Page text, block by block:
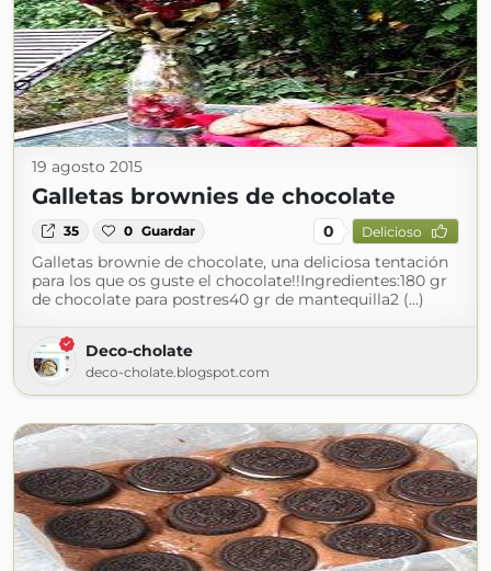
19 agosto 2015
Galletas brownies de chocolate
35 0 Guardar 0 Delicioso
Galletas brownie de chocolate, una deliciosa tentación
para los que os guste el chocolate!!Ingredientes:180 gr
de chocolate para postres40 gr de mantequilla2 (...)
Deco-cholate
deco-cholate.blogspot.com